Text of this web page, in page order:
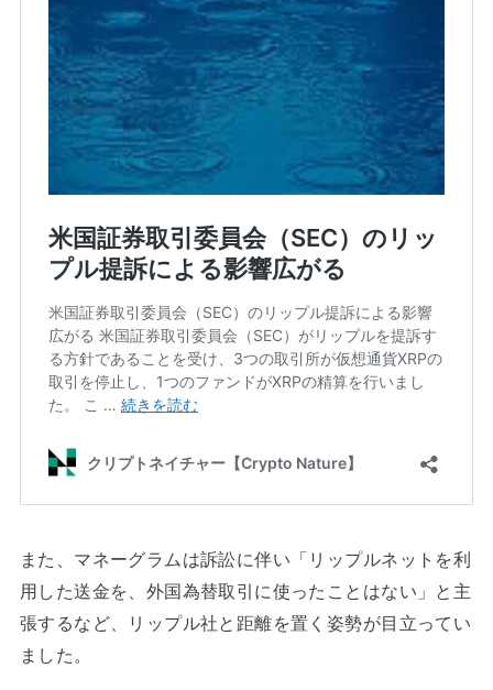
また、マネーグラムは訴訟に伴い「リップルネットを利
用した送金を、外国為替取引に使ったことはない」と主
張するなど、リップル社と距離を置く姿勢が目立ってい
ました。